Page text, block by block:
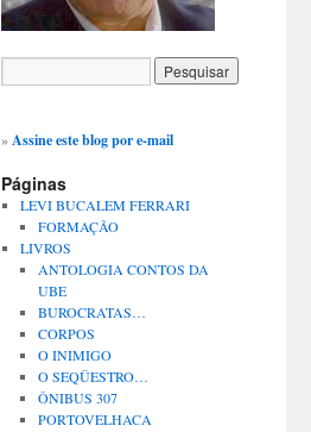
»Assine este blog por e-mail
Páginas
LEVI BUCALEM FERRARI
FORMAÇÃO
LIVROS
ANTOLOGIA CONTOS DA
UBE
BUROCRATAS…
CORPOS
O INIMIGO
O SEQÜESTRO…
ÔNIBUS 307
PORTOVELHACA